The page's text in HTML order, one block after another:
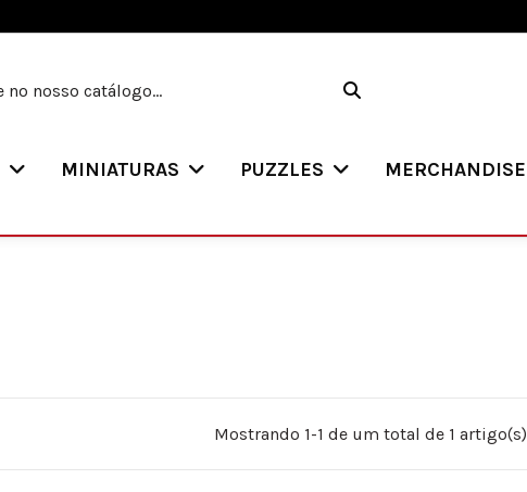
MINIATURAS PUZZLES MERCHANDISE
Mostrando 1-1 de um total de 1 artigo(s)